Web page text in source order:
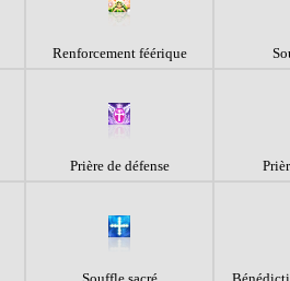
Renforcement féérique
Prière de défense